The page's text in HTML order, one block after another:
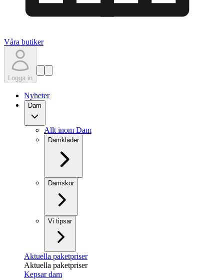
Våra butiker
Logga in
Nyheter
Dam
Allt inom Dam
Damkläder
Damskor
Vi tipsar
Aktuella paketpriser
Aktuella paketpriser
Kepsar dam